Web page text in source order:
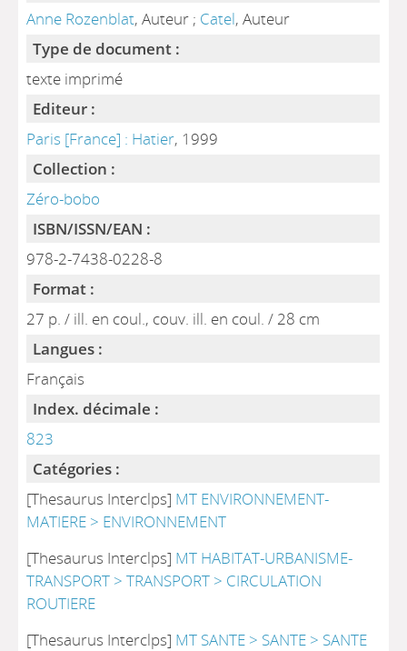
Anne Rozenblat, Auteur ; Catel, Auteur
Type de document :
texte imprimé
Editeur :
Paris [France] : Hatier, 1999
Collection :
Zéro-bobo
ISBN/ISSN/EAN :
978-2-7438-0228-8
Format :
27 p. / ill. en coul., couv. ill. en coul. / 28 cm
Langues :
Français
Index. décimale :
823
Catégories :
[Thesaurus Interclps] MT ENVIRONNEMENT-
MATIERE > ENVIRONNEMENT
[Thesaurus Interclps] MT HABITAT-URBANISME-
TRANSPORT > TRANSPORT > CIRCULATION
ROUTIERE
[Thesaurus Interclps] MT SANTE > SANTE > SANTE